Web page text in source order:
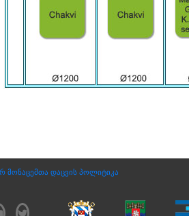
მონაცემთა დაცვის პოლიტიკა